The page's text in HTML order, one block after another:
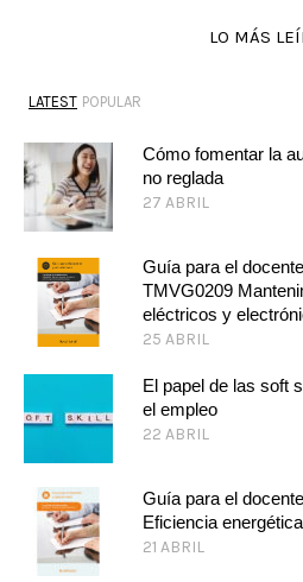
LO MÁS
LATEST POPULAR
Cómo fomentar la
no reglada
27 ABRIL
Guía para el
TMVG0209
eléctricos y
25 ABRIL
El papel de las soft
el empleo
22 ABRIL
Guía para el
Eficiencia
21 ABRIL